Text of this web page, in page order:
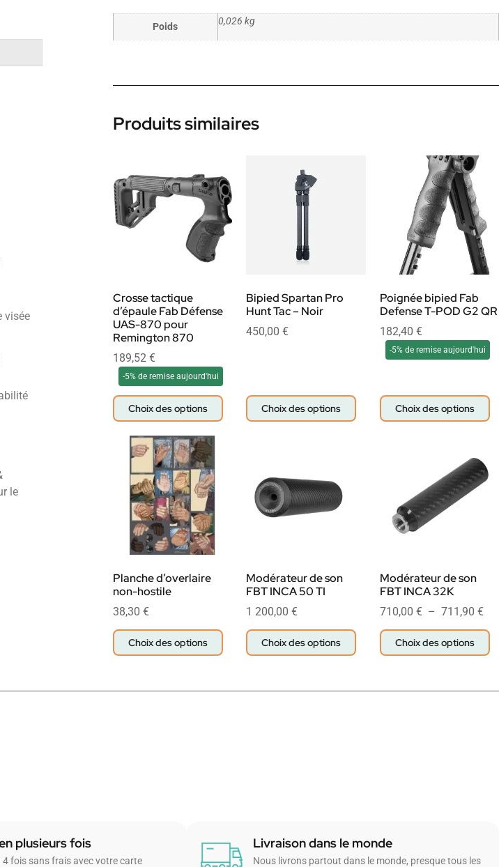
visée
le
Poids 0,026 kg
Produits similaires
Crosse tactique
d’épaule Fab Défense
UAS-870 pour
Remington 870
189,52 €
-5% de remise aujourd'hui
Choix des options
Bipied Spartan Pro
Hunt Tac – Noir
450,00€
Choix des options
Poignée bipied Fab
Defense T-POD G2 QR
182,40 €
-5% de remise aujourd'hui
Choix des options
Planche d’overlaire
non-hostile
38,30 €
Choix des options
Modérateur de son
FBT INCA 50 TI
1 200,00€
Choix des options
Modérateur de son
FBT INCA 32K
710,00 € – 711,90 €
Choix des options
plusieurs fois
4 fois sans frais avec votre carte
Livraison dans le monde
Nous livrons partout dans le monde, presque tous les